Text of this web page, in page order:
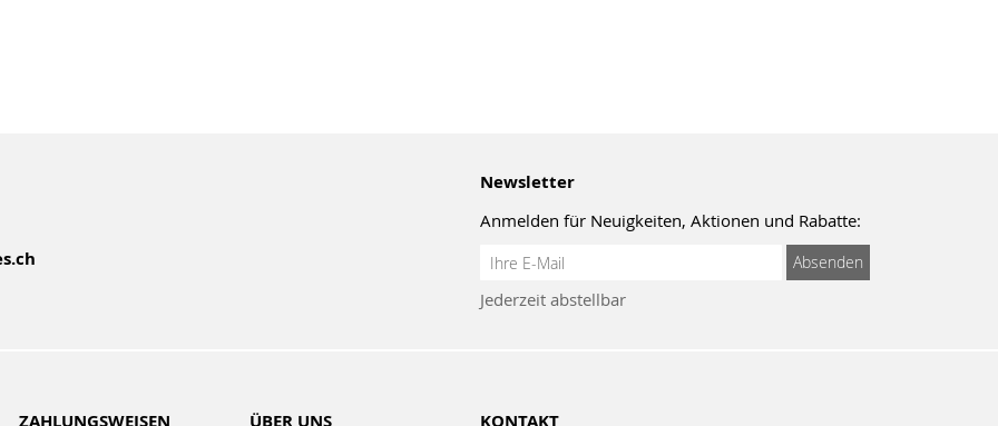
Newsletter
Anmelden für Neuigkeiten, Aktionen und Rabatte:
Anmeldung
Newsletter:
Absenden
Jederzeit abstellbar
ZAHLUNGSWEISEN ÜBER UNS KONTAKT